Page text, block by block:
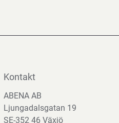
Kontakt
ABENA AB
Ljungadalsgatan 19
SE-352 46 Växjö